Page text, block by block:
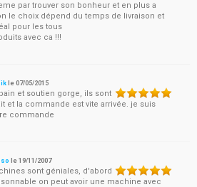
par trouver son bonheur et en plus a
le choix dépend du temps de livraison et
pour les tous
avec ca !!!
le07/05/2015
et soutien gorge, ils sont
et la commande est vite arrivée. je suis
commande
le19/11/2007
sont géniales, d'abord
on peut avoir une machine avec